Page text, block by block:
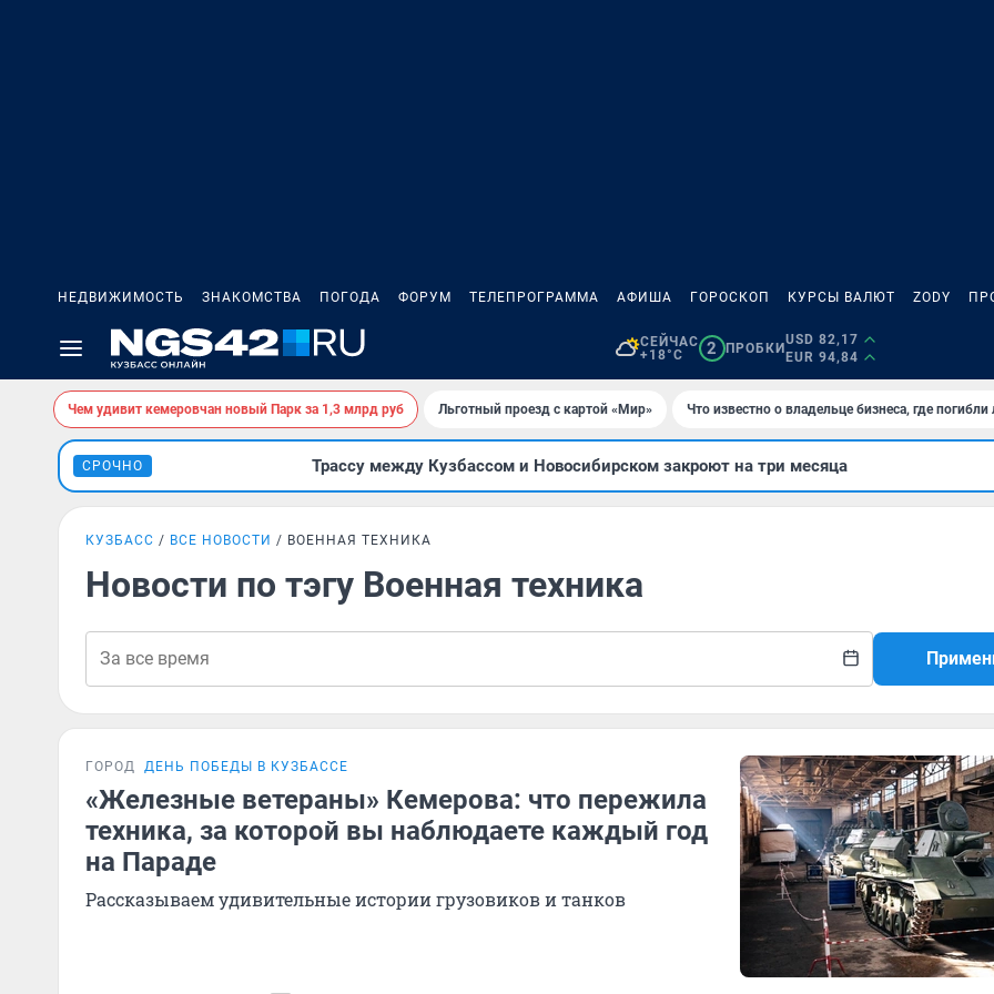
НЕДВИЖИМОСТЬ ЗНАКОМСТВА ПОГОДА ФОРУМ ТЕЛЕПРОГРАММА АФИША ГОРОСКОП КУРСЫ ВАЛЮТ ZODY
СЕЙЧАС
+18°C
2 ПРОБКИ
USD 82,17
EUR 94,84
Чем удивит кемеровчан новый Парк за 1,3 млрд руб Льготный проезд с картой «Мир» Что известно о владельце бизнеса, где
СРОЧНО Трассу между Кузбассом и Новосибирском закроют на три месяца
КУЗБАСС ВСЕ НОВОСТИ ВОЕННАЯ ТЕХНИКА
Новости по тэгу Военная техника
ГОРОД ДЕНЬ ПОБЕДЫ В КУЗБАССЕ
«Железные ветераны» Кемерова: что пережила
техника, за которой вы наблюдаете каждый год
на Параде
Рассказываем удивительные истории грузовиков и танков